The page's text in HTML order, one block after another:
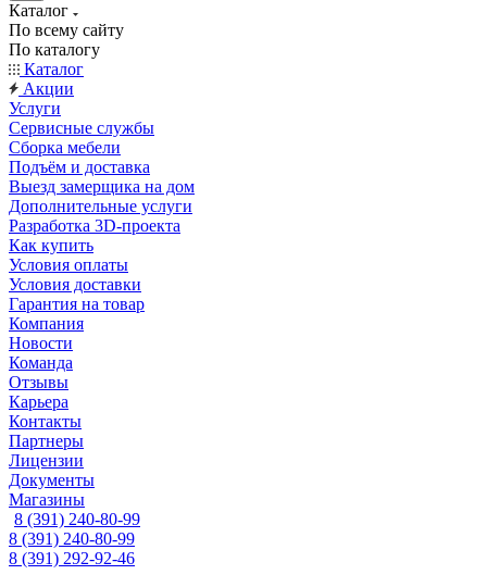
Каталог
По всему сайту
По каталогу
Каталог
Акции
Услуги
Сервисные службы
Сборка мебели
Подъём и доставка
Выезд замерщика на дом
Дополнительные услуги
Разработка 3D-проекта
Как купить
Условия оплаты
Условия доставки
Гарантия на товар
Компания
Новости
Команда
Отзывы
Карьера
Контакты
Партнеры
Лицензии
Документы
Магазины
8 (391) 240-80-99
8 (391) 240-80-99
8 (391) 292-92-46